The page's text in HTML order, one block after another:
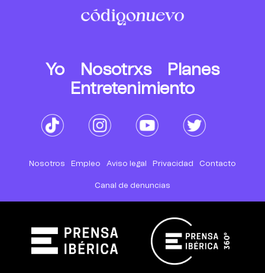
Yo Nosotrxs
Planes
Entretenimiento
Nosotros Empleo Aviso legal Privacidad Contacto
Canal de denuncias